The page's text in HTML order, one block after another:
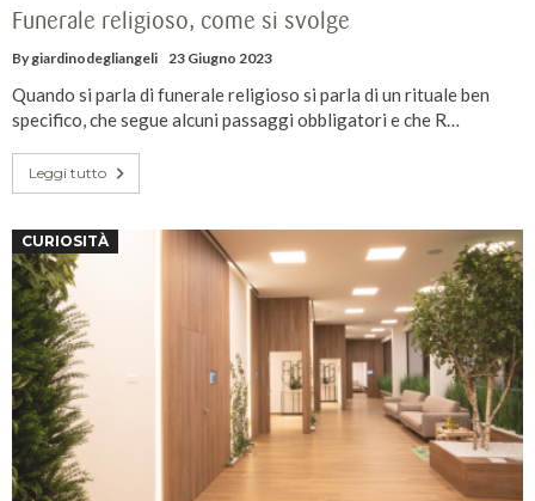
Funerale religioso, come si svolge
Bygiardinodegliangeli 23 Giugno 2023
Quando si parla di funerale religioso si parla di un rituale ben
specifico, che segue alcuni passaggi obbligatori e che R…
Leggi tutto
CURIOSITÀ